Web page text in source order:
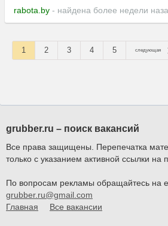
rabota.by - найдена более недели
1 2 3 4 5 следующая
grubber.ru – поиск вакансий
Все права защищены. Перепечатка
только с указанием активной ссылки на
По вопросам рекламы обращайтесь на
grubber.ru@gmail.com
Главная
Все вакансии